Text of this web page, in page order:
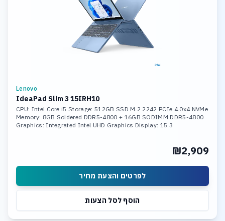
Lenovo
IdeaPad Slim 3 15IRH10
CPU: Intel Core i5 Storage: 512GB SSD M.2 2242 PCIe 4.0x4 NVMe
Memory: 8GB Soldered DDR5-4800 + 16GB SODIMM DDR5-4800
Graphics: Integrated Intel UHD Graphics Display: 15.3
₪2,909
לפרטים והצעת מחיר
הוסף לסל הצעות